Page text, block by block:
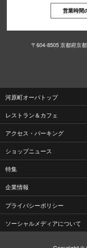
営業時間
〒604-8505 京都府京
河原町オーパトップ
レストラン＆カフェ
アクセス・パーキング
ショップニュース
特集
企業情報
プライバシーポリシー
ソーシャルメディアについて